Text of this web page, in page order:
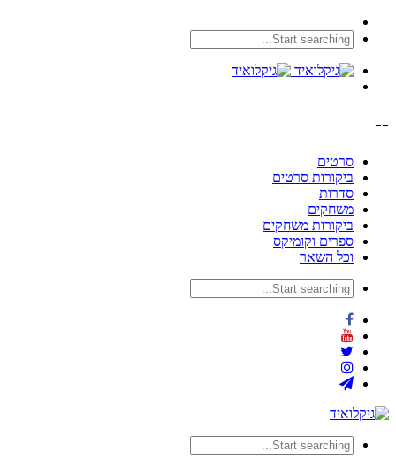
--
סרטים
ביקורות סרטים
סדרות
משחקים
ביקורות משחקים
ספרים וקומיקס
וכל השאר